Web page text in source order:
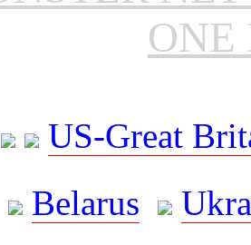
ONE
US-Great
Belarus